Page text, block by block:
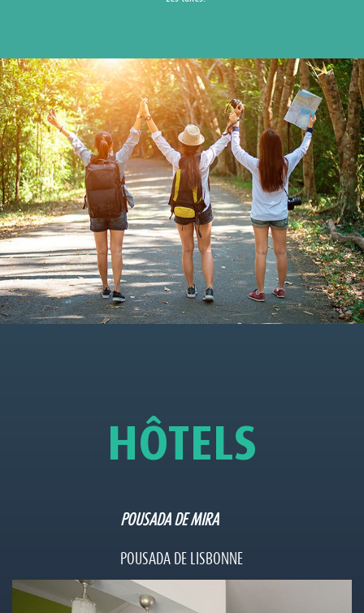
HÔTELS
POUSADA DE MIRA
POUSADA DE LISBONNE